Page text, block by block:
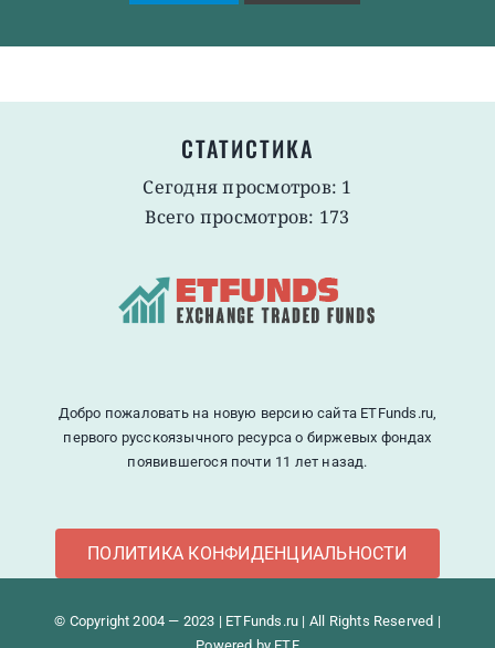
СТАТИСТИКА
Сегодня просмотров: 1
Всего просмотров: 173
Добро пожаловать на новую версию сайта ETFunds.ru,
первого русскоязычного ресурса о биржевых фондах
появившегося почти 11 лет назад.
ПОЛИТИКА КОНФИДЕНЦИАЛЬНОСТИ
© Copyright 2004 — 2023 | ETFunds.ru | All Rights Reserved |